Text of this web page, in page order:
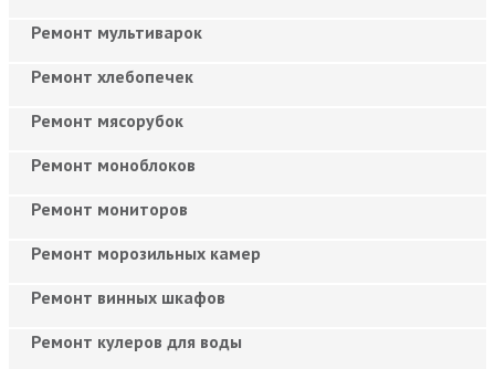
Ремонт мультиварок
Ремонт хлебопечек
Ремонт мясорубок
Ремонт моноблоков
Ремонт мониторов
Ремонт морозильных камер
Ремонт винных шкафов
Ремонт кулеров для воды